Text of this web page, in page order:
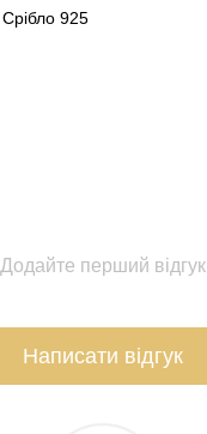
Срібло 925
Додайте перший відгук
Написати відгук